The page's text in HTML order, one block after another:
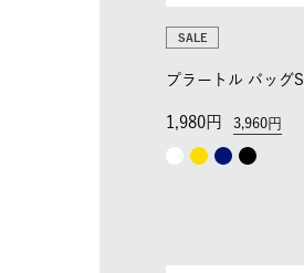
SALE
プラートル バッグS
3,960
1,980